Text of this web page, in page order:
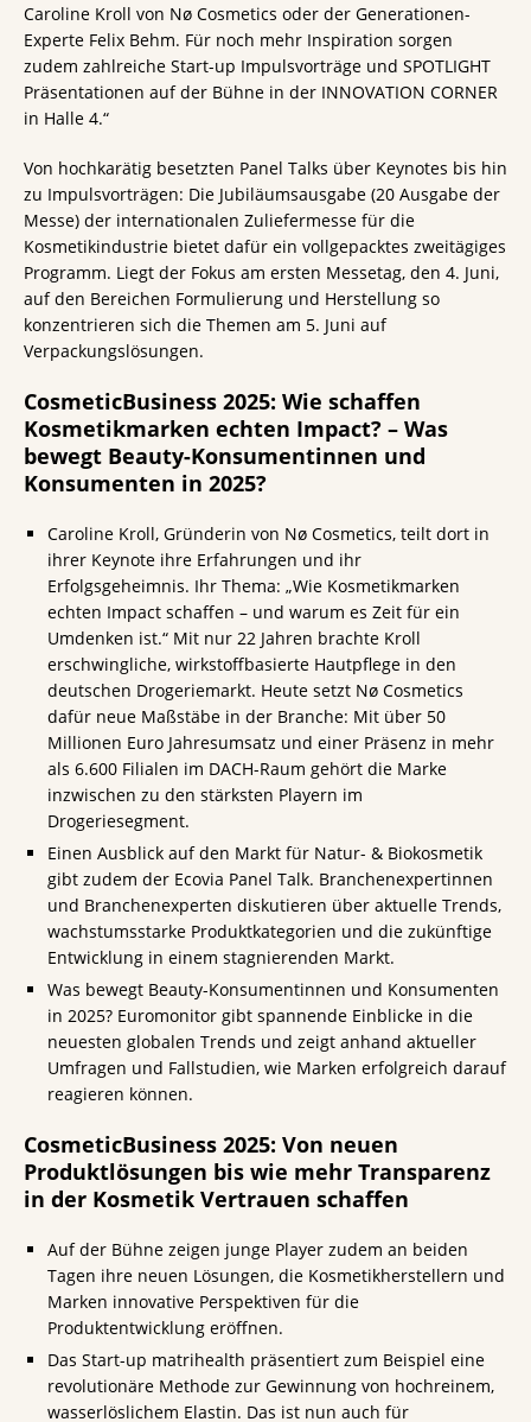
Caroline Kroll von Nø Cosmetics oder der Generationen-
Experte Felix Behm. Für noch mehr Inspiration sorgen
zudem zahlreiche Start-up Impulsvorträge und SPOTLIGHT
Präsentationen auf der Bühne in der INNOVATION CORNER
in Halle 4.“
Von hochkarätig besetzten Panel Talks über Keynotes bis hin
zu Impulsvorträgen: Die Jubiläumsausgabe (20 Ausgabe der
Messe) der internationalen Zuliefermesse für die
Kosmetikindustrie bietet dafür ein vollgepacktes zweitägiges
Programm. Liegt der Fokus am ersten Messetag, den 4. Juni,
auf den Bereichen Formulierung und Herstellung so
konzentrieren sich die Themen am 5. Juni auf
Verpackungslösungen.
CosmeticBusiness 2025: Wie schaffen
Kosmetikmarken echten Impact? – Was
bewegt Beauty-Konsumentinnen und
Konsumenten in 2025?
Caroline Kroll, Gründerin von Nø Cosmetics, teilt dort in
ihrer Keynote ihre Erfahrungen und ihr
Erfolgsgeheimnis. Ihr Thema: „Wie Kosmetikmarken
echten Impact schaffen – und warum es Zeit für ein
Umdenken ist.“ Mit nur 22 Jahren brachte Kroll
erschwingliche, wirkstoffbasierte Hautpflege in den
deutschen Drogeriemarkt. Heute setzt Nø Cosmetics
dafür neue Maßstäbe in der Branche: Mit über 50
Millionen Euro Jahresumsatz und einer Präsenz in mehr
als 6.600 Filialen im DACH-Raum gehört die Marke
inzwischen zu den stärksten Playern im
Drogeriesegment.
Einen Ausblick auf den Markt für Natur- & Biokosmetik
gibt zudem der Ecovia Panel Talk. Branchenexpertinnen
und Branchenexperten diskutieren über aktuelle Trends,
wachstumsstarke Produktkategorien und die zukünftige
Entwicklung in einem stagnierenden Markt.
Was bewegt Beauty-Konsumentinnen und Konsumenten
in 2025? Euromonitor gibt spannende Einblicke in die
neuesten globalen Trends und zeigt anhand aktueller
Umfragen und Fallstudien, wie Marken erfolgreich darauf
reagieren können.
CosmeticBusiness 2025: Von neuen
Produktlösungen bis wie mehr Transparenz
in der Kosmetik Vertrauen schaffen
Auf der Bühne zeigen junge Player zudem an beiden
Tagen ihre neuen Lösungen, die Kosmetikherstellern und
Marken innovative Perspektiven für die
Produktentwicklung eröffnen.
Das Start-up matrihealth präsentiert zum Beispiel eine
revolutionäre Methode zur Gewinnung von hochreinem,
wasserlöslichem Elastin. Das ist nun auch für